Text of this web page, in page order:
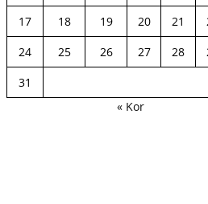
17
18 19 20 21
24
25 26 27 28
31
« Kor